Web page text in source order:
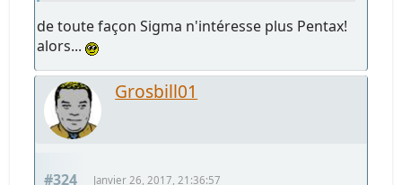
de toute façon Sigma n'intéresse plus Pentax!
alors...
Grosbill01
#324 Janvier 26, 2017, 21:36:57